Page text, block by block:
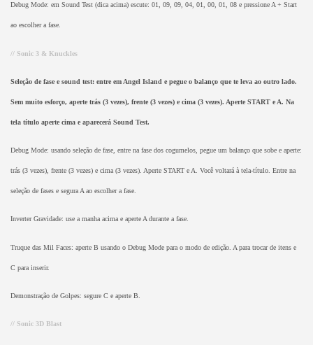
Debug Mode: em Sound Test (dica acima) escute: 01, 09, 09, 04, 01, 00, 01, 08 e pressione A + Start
ao escolher a fase.
// Sonic 3 & Knuckles
Seleção de fase e sound test: entre em Angel Island e pegue o balanço que te leva ao outro lado.
Sem muito esforço, aperte trás (3 vezes), frente (3 vezes) e cima (3 vezes). Aperte START e A. Na
tela título aperte cima e aparecerá Sound Test.
Debug Mode: usando seleção de fase, entre na fase dos cogumelos, pegue um balanço que sobe e aperte:
trás (3 vezes), frente (3 vezes) e cima (3 vezes). Aperte START e A. Você voltará à tela-título. Entre na
seleção de fases e segura A ao escolher a fase.
Inverter Gravidade: use a manha acima e aperte A durante a fase.
Truque das Mil Faces: aperte B usando o Debug Mode para o modo de edição. A para trocar de itens e
C para inserir.
Demonstração de Golpes: segure C e aperte B.
// Sonic 3D Blast